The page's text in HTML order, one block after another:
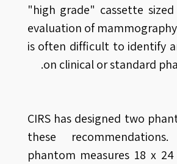
"high grade" cassette
evaluation of
is often difficult to identify
on clinical or standard
CIRS has designed two
these
phantom measures 18 x